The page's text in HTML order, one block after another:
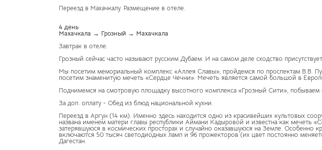
Переезд в Махачкалу. Размещение в отеле.
4 день
Махачкала → Грозный → Махачкала
Завтрак в отеле.
Грозный сейчас часто называют русским Дубаем. И на самом деле сходство
Мы посетим мемориальный комплекс «Аллея Славы», пройдемся по проспектам В.В.
посетим знаменитую мечеть «Сердце Чечни». Мечеть является самой большой в
Поднимемся на смотровую площадку высотного комплекса «Грозный Сити»,
За доп. оплату - Обед из блюд национальной кухни.
Переезд в Аргун (14 км). Именно здесь находится одно из красивейших культовых
названа именем матери главы республики Аймани Кадыровой и известна как мечеть
затерявшуюся в космических просторах и случайно оказавшуюся на Земле. Особенно
включаются 50 тысяч светодиодных ламп и 96 прожекторов (их цвет постоянно
Дагестан.